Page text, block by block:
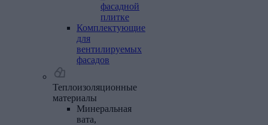
фасадной
плитке
Комплектующие
для
вентилируемых
фасадов
Теплоизоляционные
материалы
Минеральная
вата,